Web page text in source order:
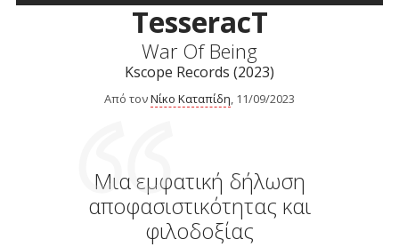
TesseracT
War Of Being
Kscope Records (2023)
Από τονΝίκο Καταπίδη, 11/09/2023
Μια εμφατική δήλωση
αποφασιστικότητας και
φιλοδοξίας